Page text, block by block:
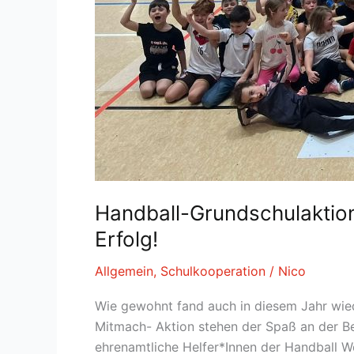
Handball-
Erfolg!
Allgemein, Schulkooperation / Nico
Wie gewohnt fand auch in diesem Jahr
Mitmach- Aktion stehen der Spaß an der
ehrenamtliche Helfer*Innen der Handball